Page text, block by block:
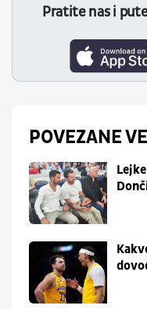
Pratite nas i
POVEZANE